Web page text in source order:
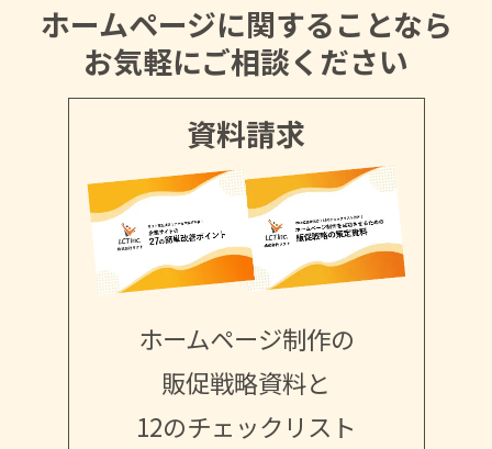
ホームページに関することなら
お気軽にご相談ください
資料請求
ホームページ制作の
販促戦略資料と
12のチェックリスト